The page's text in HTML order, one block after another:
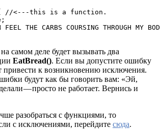
//<---this is a function.
FEEL THE CARBS COURSING THROUGH MY
на самом деле будет вызывать два
EatBread(). Если вы допустите ошибку
привести к возникновению исключения.
будут как бы говорить вам: «Эй,
— просто не работает. Вернись и
разобраться с функциями, то
с исключениями, перейдите сюда.